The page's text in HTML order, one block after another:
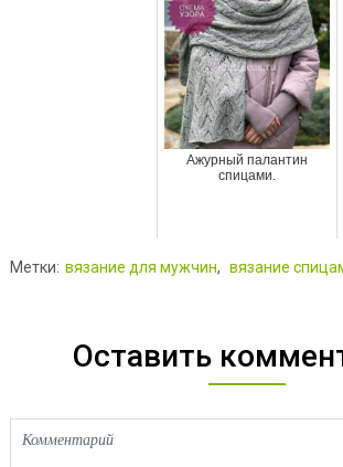
Ажурный палантин
спицами.
Метки: вязание для мужчин, вязание
Оставить